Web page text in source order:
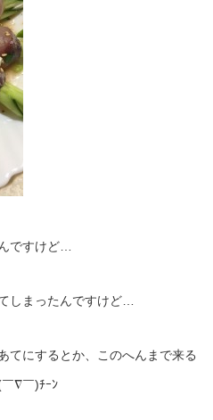
ですけど…
しまったんですけど…
にするとか、このへんまで来る
∇￣)ﾁｰﾝ